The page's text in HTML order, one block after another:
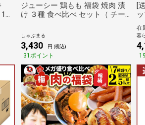
ポ
ン
ジューシー 鶏もも 福袋 焼肉 漬
け ３種 食べ比べ セット（ チー
1.5kg (500g×3) しゃぶまる
しゃぶまる
3,430 円 (税込)
31ポイント
[
在
暮